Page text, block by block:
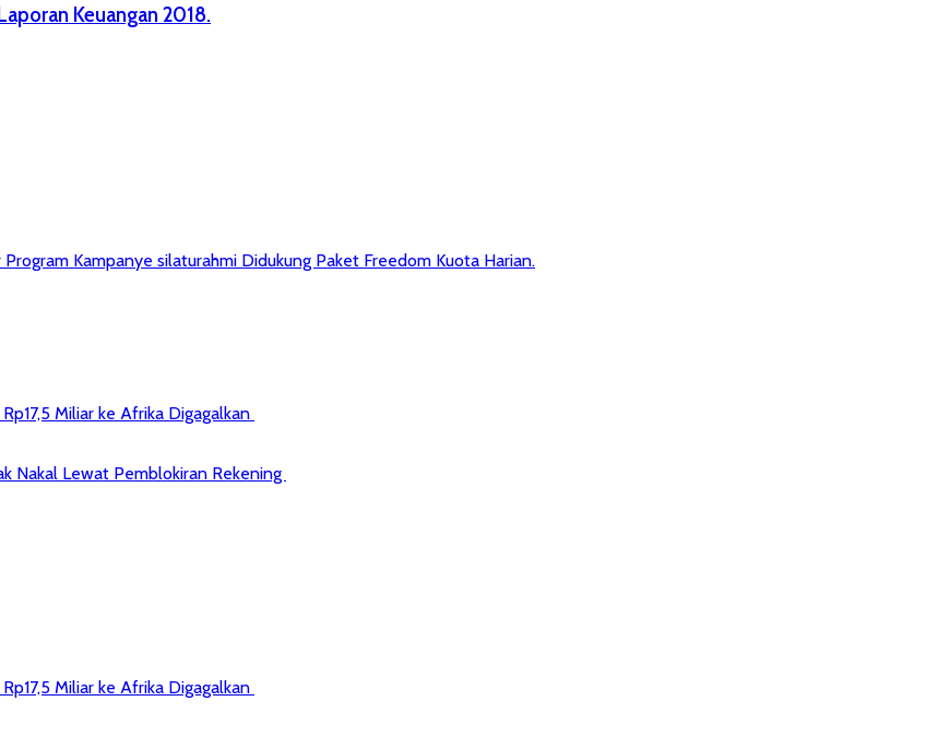
Keuangan 2018.
Kampanye silaturahmi Didukung Paket Freedom Kuota Harian.
Miliar ke Afrika Digagalkan
Nakal Lewat Pemblokiran Rekening
Miliar ke Afrika Digagalkan